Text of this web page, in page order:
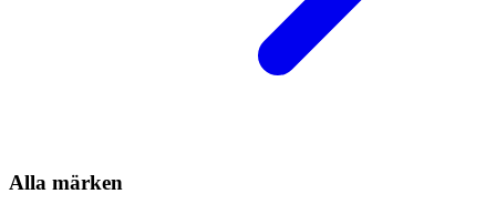
Alla märken